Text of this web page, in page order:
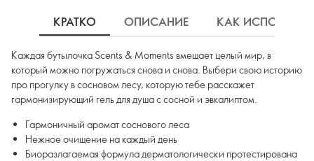
КРАТКО ОПИСАНИЕ КАК
Каждая бутылочка Scents & Moments вмещает целый мир, в
который можно погружаться снова и снова. Выбери свою историю
про прогулку в сосновом лесу, которую тебе расскажет
гармонизирующий гель для душа с сосной и эвкалиптом.
Гармоничный аромат соснового леса
Нежное очищение на каждый день
Биоразлагаемая формула дерматологически протестирована